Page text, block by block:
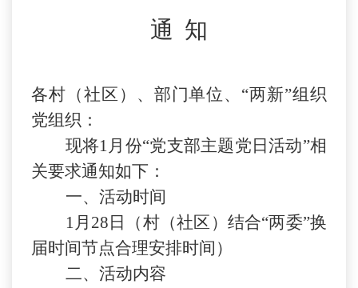
通 知
各村（社区）、部门单位、 “两新”组织
党组织 ：
现将1月份“党支部主题党日活动”相
关要求通知如下：
一、 活动时间
1月28日（村（社区）结合“两委”换
届时间节点合理安排时间）
二、活动内容